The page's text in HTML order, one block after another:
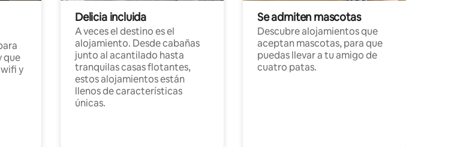
que
y
Delicia incluida
A veces el destino es el
alojamiento. Desde cabañas
junto al acantilado hasta
tranquilas casas flotantes,
estos alojamientos están
llenos de características
únicas.
Se admiten mascotas
Descubre alojamientos que
aceptan mascotas, para que
puedas llevar a tu amigo de
cuatro patas.